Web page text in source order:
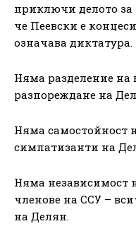
приключи делото за
че Пеевски е
означава диктатура.
Няма разделение на
разпореждане на
Няма самостойност
симпатизанти на
Няма независимост
членове на ССУ –
на Делян.